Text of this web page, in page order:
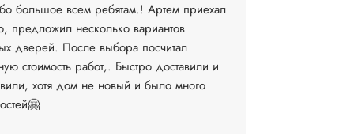
большое всем ребятам.! Артем приехал
предложил несколько вариантов
дверей. После выбора посчитал
стоимость работ,. Быстро доставили и
хотя дом не новый и было много